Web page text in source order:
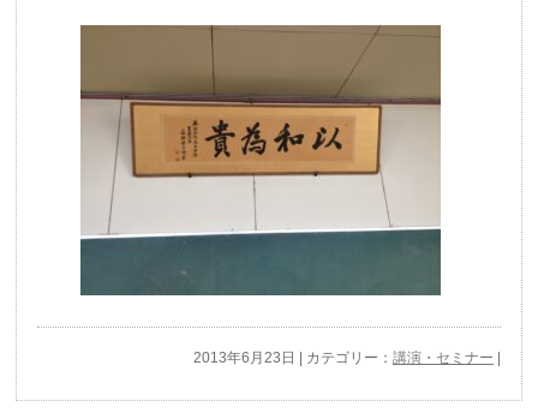
2013年6月23日 | カテゴリー：講演・セミナー